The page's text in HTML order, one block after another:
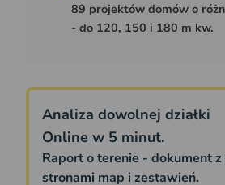
89 projektów domów o
- do 120, 150 i 180 m kw.
Analiza dowolnej działki
Online w 5 minut.
Raport o terenie - dokument
stronami map i zestawień.